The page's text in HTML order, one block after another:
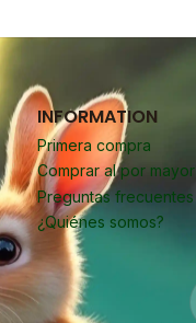
INFORMATION
Primera compra
Comprar al por mayor
Preguntas frecuentes
¿Quiénes somos?